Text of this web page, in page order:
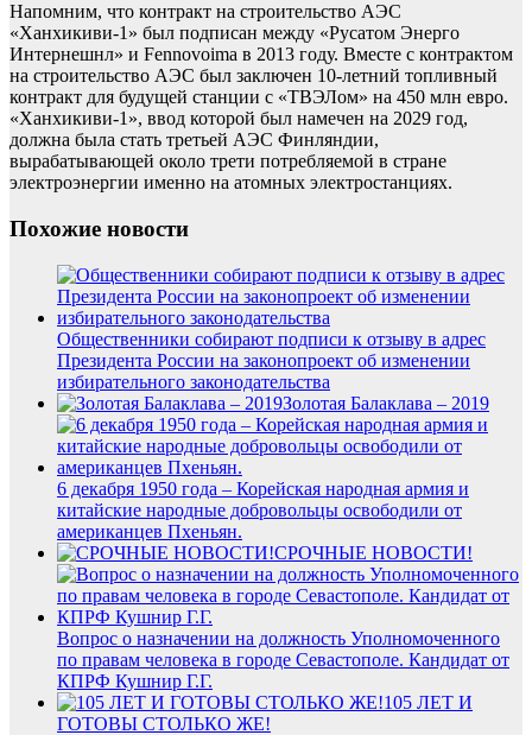
Напомним, что контракт на строительство АЭС
«Ханхикиви-1» был подписан между «Русатом Энерго
Интернешнл» и Fennovoima в 2013 году. Вместе с контрактом
на строительство АЭС был заключен 10-летний топливный
контракт для будущей станции с «ТВЭЛом» на 450 млн евро.
«Ханхикиви-1», ввод которой был намечен на 2029 год,
должна была стать третьей АЭС Финляндии,
вырабатывающей около трети потребляемой в стране
электроэнергии именно на атомных электростанциях.
Похожие новости
Общественники собирают подписи к отзыву в адрес
Президента России на законопроект об изменении
избирательного законодательства
Золотая Балаклава – 2019
6 декабря 1950 года – Корейская народная армия и
китайские народные добровольцы освободили от
американцев Пхеньян.
СРОЧНЫЕ НОВОСТИ!
Вопрос о назначении на должность Уполномоченного
по правам человека в городе Севастополе. Кандидат от
КПРФ Кушнир Г.Г.
105 ЛЕТ И
ГОТОВЫ СТОЛЬКО ЖЕ!